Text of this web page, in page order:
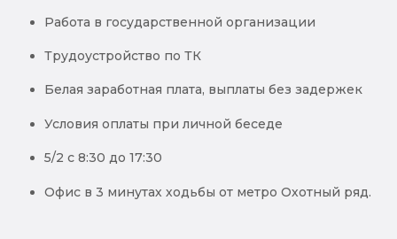
Работа в государственной организации
Трудоустройство по ТК
Белая заработная плата, выплаты без задержек
Условия оплаты при личной беседе
5/2 с 8:30 до 17:30
Офис в 3 минутах ходьбы от метро Охотный ряд.